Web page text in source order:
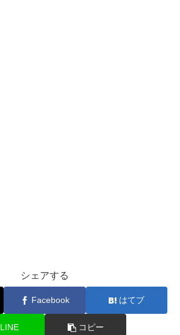
シェアする
Facebook はてブ
LINE コピー